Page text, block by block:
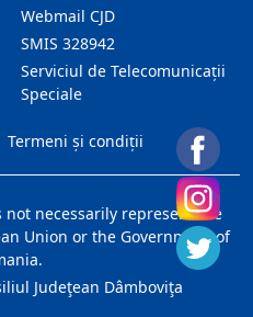
Webmail CJD
SMIS 328942
Serviciul de Telecomunicații
Speciale
Termeni și condiții
necessarily represent the
Union or the Government of
Judeţean Dâmboviţa